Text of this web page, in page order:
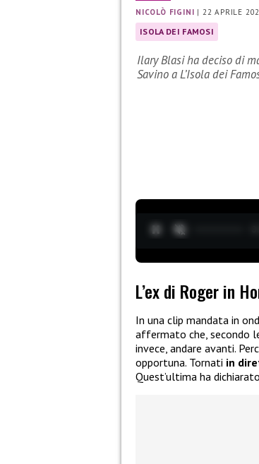
NICOLÒ FIGINI | 22 APRILE
ISOLA DEI FAMOSI
Ilary Blasi ha deciso di
Savino a L’Isola dei
L’ex di Roger in
In una clip mandata in
affermato che, secondo
invece, andare avanti.
opportuna. Tornati in
Quest’ultima ha